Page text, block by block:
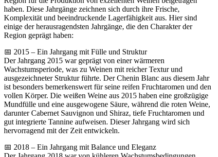
haben. Diese Jahrgänge zeichnen sich durch ihre Frische,
Komplexität und beeindruckende Lagerfähigkeit aus. Hier sind
einige der herausragendsten Jahrgänge, die den Charakter der
Region geprägt haben:
📅 2015 – Ein Jahrgang mit Fülle und Struktur
Der Jahrgang 2015 war geprägt von einer wärmeren
Wachstumsperiode, was zu Weinen mit reicher Textur und
ausgezeichneter Struktur führte. Der Chenin Blanc aus diesem Jahr
ist besonders bemerkenswert für seine reifen Fruchtaromen und den
vollen Körper. Die weißen Weine aus 2015 haben eine großzügige
Mundfülle und eine ausgewogene Säure, während die roten Weine,
darunter Cabernet Sauvignon und Shiraz, tiefe Fruchtaromen und
gut integrierte Tannine aufweisen. Dieser Jahrgang wird sich
hervorragend mit der Zeit entwickeln.
📅 2018 – Ein Jahrgang mit Balance und Eleganz